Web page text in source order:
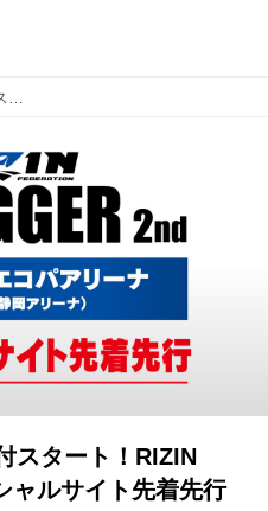
1/25（火）12時より受付スタート！RIZIN TRIGGER 2nd オフィシャルサイト先着先行
スタート！RIZIN
ャルサイト先着先行